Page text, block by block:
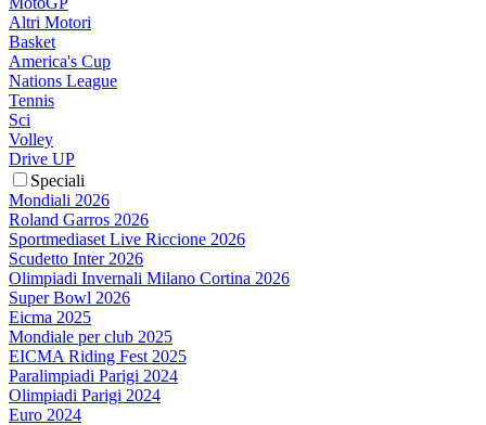
Altri Motori
Basket
America's Cup
Nations League
Tennis
Sci
Volley
Drive UP
Speciali
Mondiali 2026
Roland Garros 2026
Sportmediaset Live Riccione 2026
Scudetto Inter 2026
Olimpiadi Invernali Milano Cortina 2026
Super Bowl 2026
Eicma 2025
Mondiale per club 2025
EICMA Riding Fest 2025
Paralimpiadi Parigi 2024
Olimpiadi Parigi 2024
Euro 2024